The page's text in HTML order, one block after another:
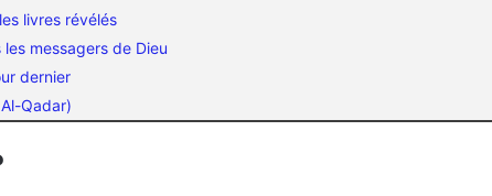
livres révélés
messagers de Dieu
dernier
Qadar)